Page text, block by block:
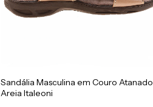
Sandália Masculina em Couro Atanado
Areia Italeoni